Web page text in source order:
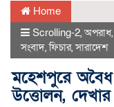
Home
Scrolling-2,অপরাধ
সংবাদ,ফিচার,সারাদেশ
মহেশপুরে অবৈধ
উত্তোলন,